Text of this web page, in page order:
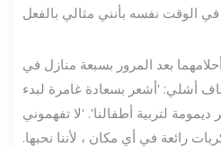
بعد المرور بسبعة منازل في
أشلي: 'أشعر بسعادة غامرة لبدء
لتربية أطفالنا'. 'لا تفهموني
رائعة في أي مكان ، لأننا نحبها.